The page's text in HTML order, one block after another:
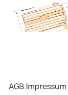
AGB Impressum